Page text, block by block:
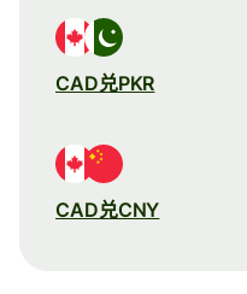
CAD兑PKR
CAD兑CNY